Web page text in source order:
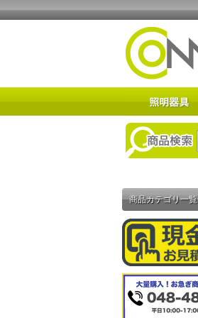
商品カテゴリ一覧